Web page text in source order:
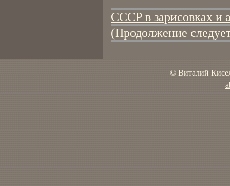
СССР в зарисовках и
(Продолжение
© Виталий